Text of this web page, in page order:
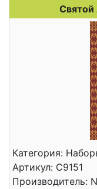
Святой
Категория:
Артикул: С9151
Производитель: